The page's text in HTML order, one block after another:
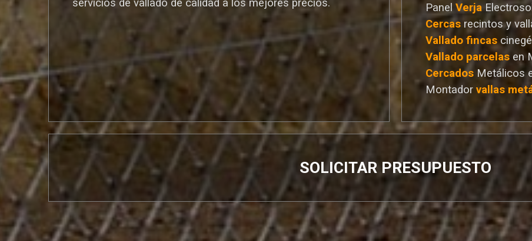
Panel Verja
Cercas recintos y
Vallado fincas
Vallado parcelas en
Cercados Metálicos
Montador vallas
servicios de vallado de calidad a los mejores precios.
SOLICITAR PRESUPUESTO